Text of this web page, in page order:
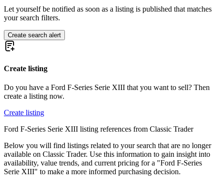
Ford Escort
Ford Fiesta
Ford GT40
Ford Model A
Ford Model T
Ford Taunus
Ford Thunderbird
Ford V8
Let yourself be notified as soon as a listing is published that matches
your search filters.
Create search alert
Create listing
Do you have a Ford F-Series Serie XIII that you want to sell? Then
create a listing now.
Create listing
Ford F-Series Serie XIII listing references from Classic Trader
Below you will find listings related to your search that are no longer
available on Classic Trader. Use this information to gain insight into
availability, value trends, and current pricing for a "Ford F-Series
Serie XIII" to make a more informed purchasing decision.